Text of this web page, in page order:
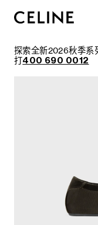
探索全新2026秋季
打400 690 0012